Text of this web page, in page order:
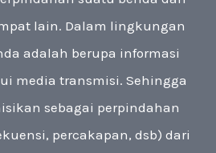
lain. Dalam lingkungan
adalah berupa informasi
media transmisi. Sehingga
sebagai perpindahan
percakapan, dsb) dari